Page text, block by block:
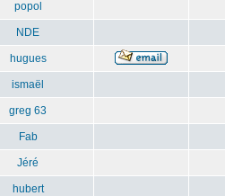
popol
NDE
hugues
ismaël
greg 63
Fab
Jéré
hubert